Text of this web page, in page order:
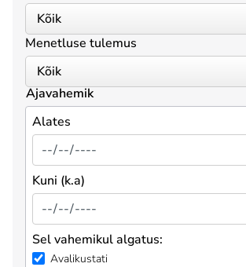
Menetluse tulemus
Ajavahemik
Alates
Kuni (k.a)
Sel vahemikul algatus:
Avalikustati